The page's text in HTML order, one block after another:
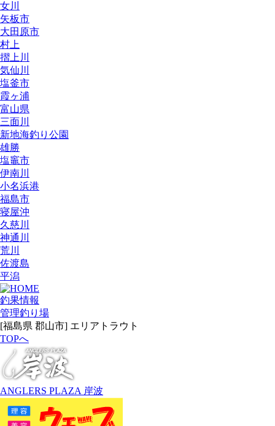
女川
矢板市
大田原市
村上
摺上川
気仙川
塩釜市
霞ヶ浦
富山県
三面川
新地海釣り公園
雄勝
塩竈市
伊南川
小名浜港
福島市
寝屋沖
久慈川
神通川
荒川
佐渡島
平潟
釣果情報
管理釣り場
[福島県 郡山市] エリアトラウト
TOPへ
ANGLERS PLAZA 岸波